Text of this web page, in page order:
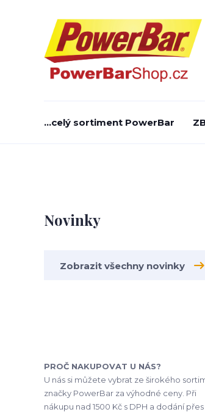
...celý sortiment PowerBar
Novinky
Zobrazit všechny novinky
PROČ NAKUPOVAT U NÁS?
U nás si můžete vybrat ze širokého
značky PowerBar za výhodné ceny. Při
nákupu nad 1500 Kč s DPH a dodání přes